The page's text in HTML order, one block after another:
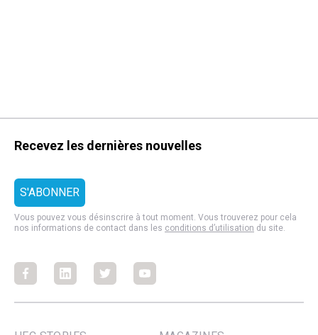
Recevez les dernières nouvelles
Vous pouvez vous désinscrire à tout moment. Vous trouverez pour cela
nos informations de contact dans les conditions d’utilisation du site.
FacebookFacebookFacebookFacebook